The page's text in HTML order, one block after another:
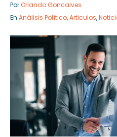
Por Orlando Goncalves
En Análisis Político,Articulos,